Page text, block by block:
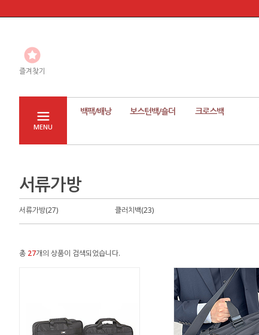
즐겨찾기
MENU
백팩/배낭 보스턴백/숄더 크로스백
서류가방
서류가방(27) 클러치백(23)
총 27개의 상품이 검색되었습니다.